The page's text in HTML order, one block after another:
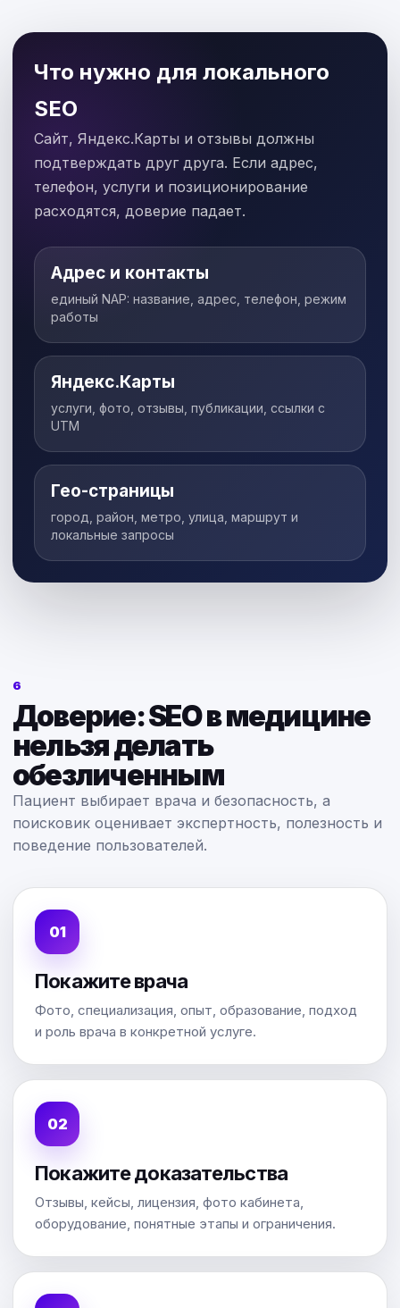
Что нужно для локального
SEO
Сайт, Яндекс.Карты и отзывы должны
подтверждать друг друга. Если адрес,
телефон, услуги и позиционирование
расходятся, доверие падает.
Адрес и контакты
единый NAP: название, адрес, телефон, режим
работы
Яндекс.Карты
услуги, фото, отзывы, публикации, ссылки с
UTM
Гео-страницы
город, район, метро, улица, маршрут и
локальные запросы
6
Доверие: SEO в медицине
нельзя делать
обезличенным
Пациент выбирает врача и безопасность, а
поисковик оценивает экспертность, полезность и
поведение пользователей.
Покажите врача
Фото, специализация, опыт, образование, подход
и роль врача в конкретной услуге.
Покажите доказательства
Отзывы, кейсы, лицензия, фото кабинета,
оборудование, понятные этапы и ограничения.